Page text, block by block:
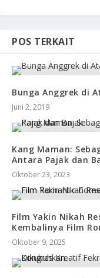
POS TERKAIT
Bunga Anggrek di
Juni 2, 2019
Kang Maman:
Antara Pajak dan
Oktober 23, 2023
Film Yakin Nikah
Kembalinya Film
Oktober 9, 2025